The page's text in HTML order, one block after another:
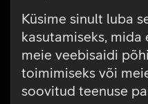
Küsime sinult luba
kasutamiseks,
meie veebisaidi
toimimiseks või
soovitud teenuse